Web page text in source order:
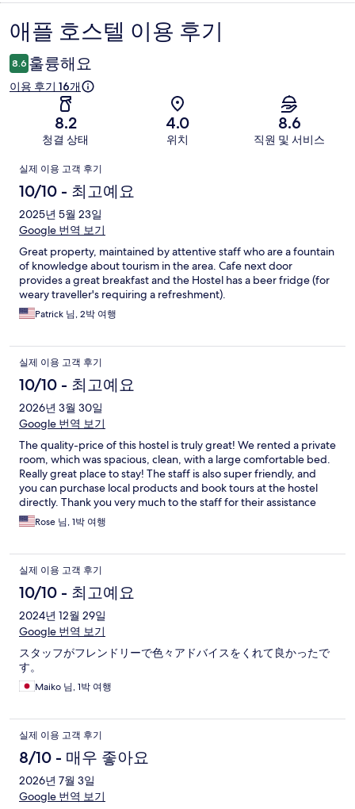
이
용
후
애플 호스텔 이용 후기
8.6 훌륭해요
이용 후기 16개
8.2
청결 상태
4.0
위치
8.6
직원 및 서비스
이
용
후
기
실제 이용 고객 후기
10/10 - 최고예요
2025년 5월 23일
Google 번역 보기
Great property, maintained by attentive staff who are a fountain
of knowledge about tourism in the area. Cafe next door
provides a great breakfast and the Hostel has a beer fridge (for
weary traveller's requiring a refreshment).
Patrick 님, 2박 여행
실제 이용 고객 후기
10/10 - 최고예요
2026년 3월 30일
Google 번역 보기
The quality-price of this hostel is truly great! We rented a private
room, which was spacious, clean, with a large comfortable bed.
Really great place to stay! The staff is also super friendly, and
you can purchase local products and book tours at the hostel
directly. Thank you very much to the staff for their assistance
when we arrived exhausted at 5am :)
Rose 님, 1박 여행
실제 이용 고객 후기
10/10 - 최고예요
2024년 12월 29일
Google 번역 보기
スタッフがフレンドリーで色々アドバイスをくれて良かったで
す。
Maiko 님, 1박 여행
실제 이용 고객 후기
8/10 - 매우 좋아요
2026년 7월 3일
Google 번역 보기